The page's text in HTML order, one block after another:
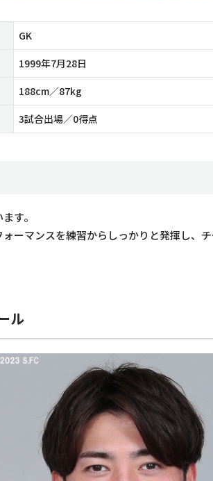
GK
1999年7月28日
188cm／87kg
3試合出場／0得点
す。
ーマンスを練習からしっかりと発揮し、
ル